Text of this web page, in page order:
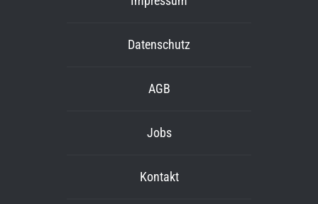
Datenschutz
AGB
Jobs
Kontakt